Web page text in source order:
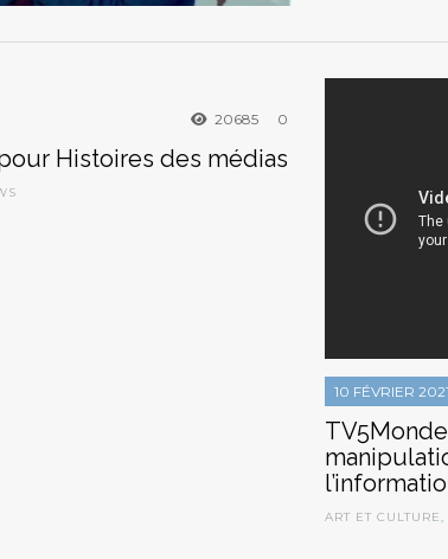
20685 0
Histoires des médias
10 FÉVRIER 2021
ART ET CULTURE,